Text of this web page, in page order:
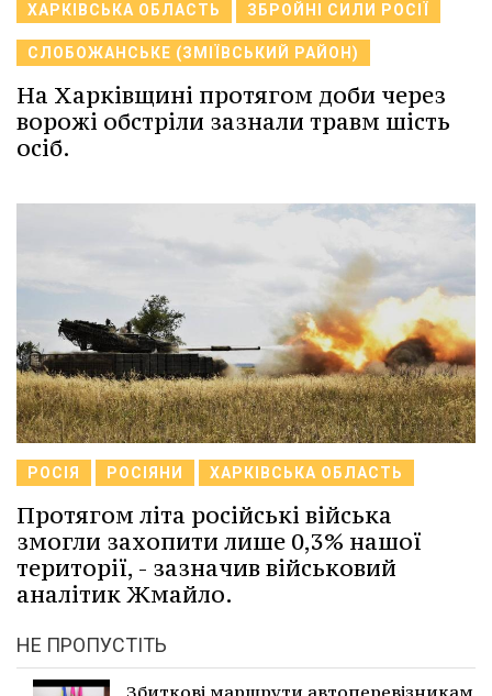
ХАРКІВСЬКА ОБЛАСТЬ ЗБРОЙНІ СИЛИ РОСІЇ
СЛОБОЖАНСЬКЕ (ЗМІЇВСЬКИЙ РАЙОН)
На Харківщині протягом доби через
ворожі обстріли зазнали травм шість
осіб.
РОСІЯ РОСІЯНИ ХАРКІВСЬКА ОБЛАСТЬ
Протягом літа російські війська
змогли захопити лише 0,3% нашої
території, - зазначив військовий
аналітик Жмайло.
НЕ ПРОПУСТІТЬ